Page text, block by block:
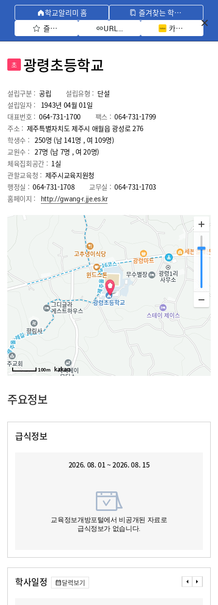
학교알리미 홈
즐겨찾는 학교 모아보기
즐겨찾기 선택
URL 복사 카카오톡 공유
초 광령초등학교
설립구분 : 공립 설립유형 : 단설
설립일자 :
1943년 04월 01일
대표번호 : 064-731-1700 팩스 : 064-731-1799
주소 : 제주특별자치도 제주시 애월읍 광성로 276
학생수 : 250명 (남 141명 , 여 109명)
교원수 : 27명 (남 7명 , 여20명)
체육집회공간 : 1실
관할교육청 : 제주시교육지원청
행정실 : 064-731-1708 교무실 : 064-731-1703
홈페이지 :
http://gwang-r.jje.es.kr
100m
주요정보
급식정보
2026. 08. 01 ~ 2026. 08. 15
교육정보개방포털에서 비공개된 자료로
급식정보가 없습니다.
학사일정 달력보기